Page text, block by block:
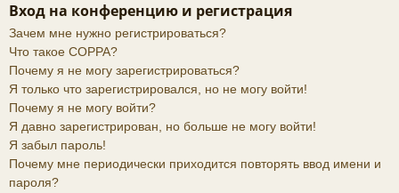
ел
и
Вход на конференцию и регистрация
Зачем мне нужно регистрироваться?
Что такое COPPA?
Почему я не могу зарегистрироваться?
Я только что зарегистрировался, но не могу войти!
Почему я не могу войти?
Я давно зарегистрирован, но больше не могу войти!
Я забыл пароль!
Почему мне периодически приходится повторять ввод имени и
пароля?